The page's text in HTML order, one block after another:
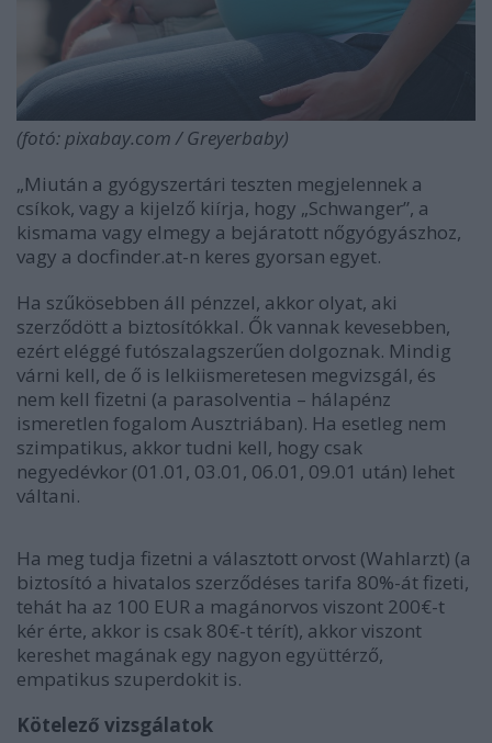
(fotó: pixabay.com / Greyerbaby)
„Miután a gyógyszertári teszten megjelennek a
csíkok, vagy a kijelző kiírja, hogy „Schwanger”, a
kismama vagy elmegy a bejáratott nőgyógyászhoz,
vagy a docfinder.at-n keres gyorsan egyet.
Ha szűkösebben áll pénzzel, akkor olyat, aki
szerződött a biztosítókkal. Ők vannak kevesebben,
ezért eléggé futószalagszerűen dolgoznak. Mindig
várni kell, de ő is lelkiismeretesen megvizsgál, és
nem kell fizetni (a parasolventia – hálapénz
ismeretlen fogalom Ausztriában). Ha esetleg nem
szimpatikus, akkor tudni kell, hogy csak
negyedévkor (01.01, 03.01, 06.01, 09.01 után) lehet
váltani.
Ha meg tudja fizetni a választott orvost (Wahlarzt) (a
biztosító a hivatalos szerződéses tarifa 80%-át fizeti,
tehát ha az 100 EUR a magánorvos viszont 200€-t
kér érte, akkor is csak 80€-t térít), akkor viszont
kereshet magának egy nagyon együttérző,
empatikus szuperdokit is.
Kötelező vizsgálatok